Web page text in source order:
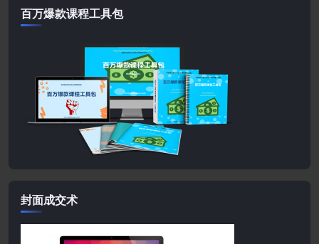
百万爆款课程工具包
封面成交术